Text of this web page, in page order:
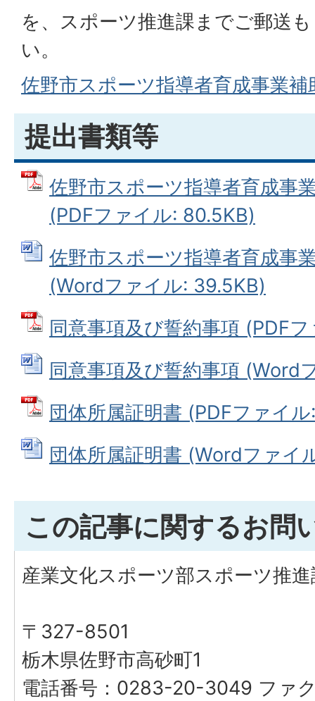
を、スポーツ推進課までご郵送
い。
佐野市スポーツ指導者育成事業
提出書類等
佐野市スポーツ指導者育成事
(PDFファイル: 80.5KB)
佐野市スポーツ指導者育成事
(Wordファイル: 39.5KB)
同意事項及び誓約事項 (PDF
同意事項及び誓約事項 (Word
団体所属証明書 (PDFファイ
団体所属証明書 (Wordファイ
この記事に関するお問
産業文化スポーツ部スポーツ推
〒327-8501
栃木県佐野市高砂町1
電話番号：0283-20-3049 ファ